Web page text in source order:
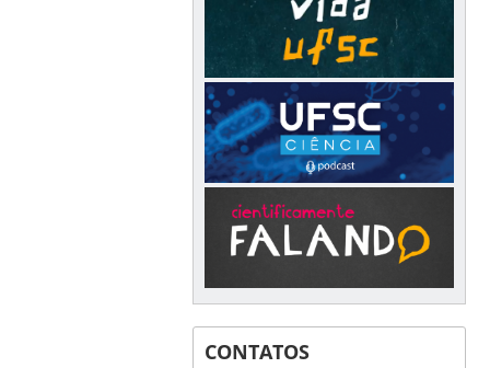
CONTATOS